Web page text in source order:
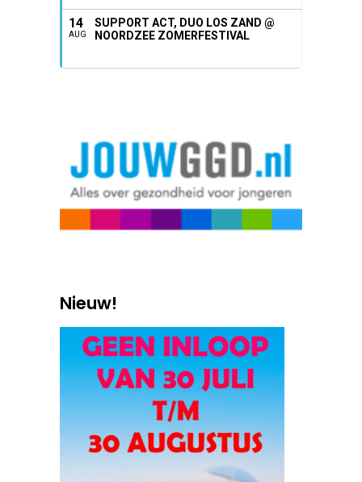
14
AUG
SUPPORT ACT, DUO LOS ZAND @
NOORDZEE ZOMERFESTIVAL
Nieuw!